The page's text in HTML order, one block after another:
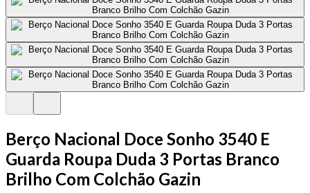
Berço Nacional Doce Sonho 3540 E
Guarda Roupa Duda 3 Portas Branco
Brilho Com Colchão Gazin